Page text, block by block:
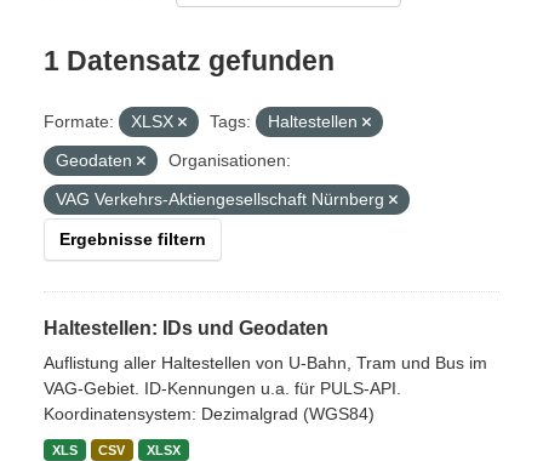
1 Datensatz gefunden
Formate: XLSX Tags:
Haltestellen
Geodaten
Organisationen:
VAG Verkehrs-Aktiengesellschaft Nürnberg
Ergebnisse filtern
Haltestellen: IDs und Geodaten
Auflistung aller Haltestellen von U-Bahn, Tram und Bus im
VAG-Gebiet. ID-Kennungen u.a. für PULS-API.
Koordinatensystem: Dezimalgrad (WGS84)
XLS CSV XLSX